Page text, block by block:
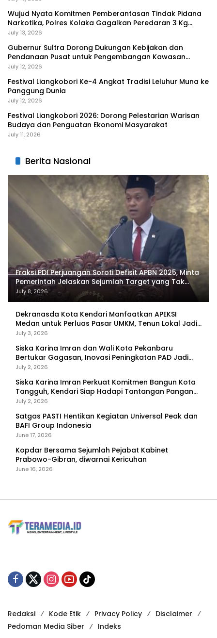
Wujud Nyata Komitmen Pemberantasan Tindak Pidana
Narkotika, Polres Kolaka Gagalkan Peredaran 3 Kg
Sabu-Sabu
July 13, 2026
Gubernur Sultra Dorong Dukungan Kebijakan dan
Pendanaan Pusat untuk Pengembangan Kawasan
Liangkobhori
July 12, 2026
Festival Liangkobori Ke-4 Angkat Tradisi Leluhur Muna ke
Panggung Dunia
July 12, 2026
Festival Liangkobori 2026: Dorong Pelestarian Warisan
Budaya dan Penguatan Ekonomi Masyarakat
July 11, 2026
Berita Nasional
Fraksi PDI Perjuangan Soroti Defisit APBN 2025, Minta
Pemerintah Jelaskan Sejumlah Target yang Tak
Tercapai
July 8, 2026
Dekranasda Kota Kendari Manfaatkan APEKSI
Medan untuk Perluas Pasar UMKM, Tenun Lokal Jadi
Primadona
July 3, 2026
Siska Karina Imran dan Wali Kota Pekanbaru
Bertukar Gagasan, Inovasi Peningkatan PAD Jadi
Fokus Diskusi
July 2, 2026
Siska Karina Imran Perkuat Komitmen Bangun Kota
Tangguh, Kendari Siap Hadapi Tantangan Pangan
dan Bencana
July 2, 2026
Satgas PASTI Hentikan Kegiatan Universal Peak dan
BAFI Group Indonesia
June 17, 2026
Kopdar Bersama Sejumlah Pejabat Kabinet
Prabowo-Gibran, diwarnai Kericuhan
June 16, 2026
Redaksi Kode Etik Privacy Policy
Disclaimer
Pedoman Media Siber
Indeks